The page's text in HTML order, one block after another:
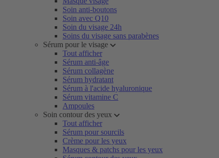
Soin anti-boutons
Soin avec Q10
Soin du visage 24h
Soins du visage sans parabènes
Sérum pour le visage
Tout afficher
Sérum anti-âge
Sérum collagène
Sérum hydratant
Sérum à l'acide hyaluronique
Sérum vitamine C
Ampoules
Soin contour des yeux
Tout afficher
Sérum pour sourcils
Crème pour les yeux
Masques & patchs pour les yeux